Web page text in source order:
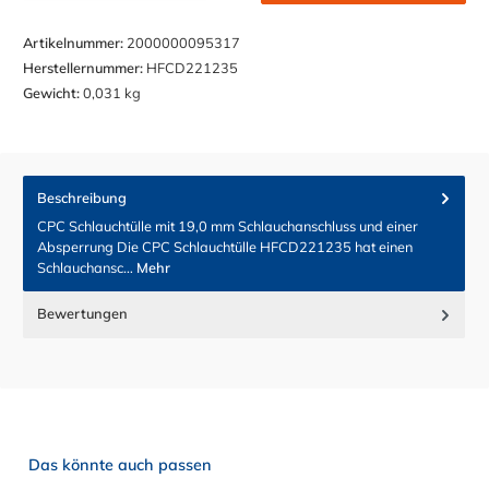
Artikelnummer: 2000000095317
Herstellernummer: HFCD221235
Gewicht:0,031 kg
Beschreibung
CPC Schlauchtülle mit 19,0 mm Schlauchanschluss und einer
Absperrung Die CPC Schlauchtülle HFCD221235 hat einen
Schlauchansc… Mehr
Bewertungen
Produktgalerie überspringen
Das könnte auch passen